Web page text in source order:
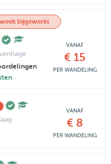
bijgewerkt
VANAF
€ 15
PER WANDELING
VANAF
€ 8
PER WANDELING